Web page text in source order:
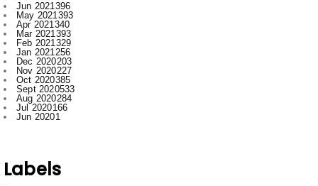
Jan 2021256
Dec 2020203
Nov 2020227
Oct 2020385
Sept 2020533
Aug 2020284
Jul 2020166
Jun 20201
Ambagarh
Ambagarh Chauki